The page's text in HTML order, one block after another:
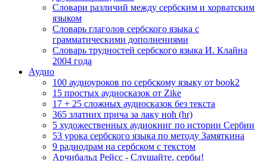
Словари различий между сербским и хорватским
языком
Словарь глаголов сербского языка с
грамматическими дополнениями
Словарь трудностей сербского языка И. Клайна
2004 года
Аудио
100 аудиоуроков по сербскому языку от book2
15 простых аудиосказок от Zike
17 + 25 сложных аудиосказок без текста
365 златних прича за лаку ноћ (hr)
5 художественных аудиокниг по истории Сербии
53 урока сербского языка по методу Замяткина
9 радиодрам на сербском с текстом
Арчибальд Рейсс - Слушайте, сербы!